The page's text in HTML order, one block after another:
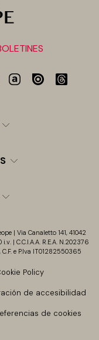
| Via Canaletto 141, 41042
| C.C.I.A.A. R.E.A. N.202376
e P.Iva IT01282550365
Policy
de accesibilidad
de cookies